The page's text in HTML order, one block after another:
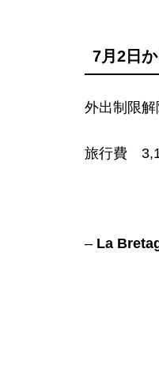
7月2日
外出制限
旅行費
– La